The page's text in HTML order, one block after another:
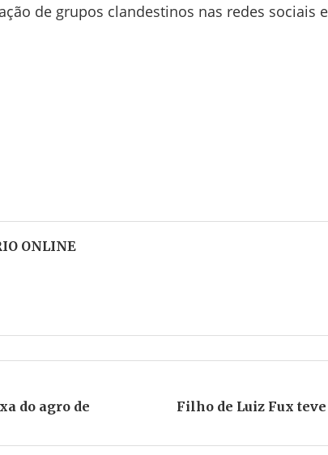
de grupos clandestinos nas redes sociais
ONLINE
do agro de
Filho de Luiz Fux